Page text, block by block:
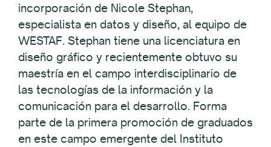
incorporación de Nicole Stephan,
especialista en datos y diseño, al equipo de
WESTAF. Stephan tiene una licenciatura en
diseño gráfico y recientemente obtuvo su
maestría en el campo interdisciplinario de
las tecnologías de la información y la
comunicación para el desarrollo. Forma
parte de la primera promoción de graduados
en este campo emergente del Instituto